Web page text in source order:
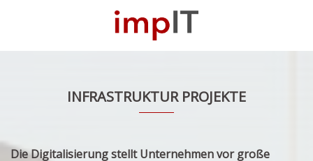
INFRASTRUKTUR PROJEKTE
DieDigitalisierungstellt Unternehmen vor große